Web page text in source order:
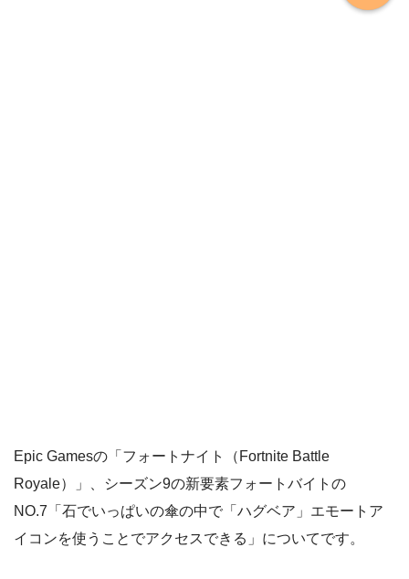
Epic Gamesの「フォートナイト（Fortnite Battle
Royale）」、シーズン9の新要素フォートバイトの
NO.7「石でいっぱいの傘の中で「ハグベア」エモートア
イコンを使うことでアクセスできる」についてです。